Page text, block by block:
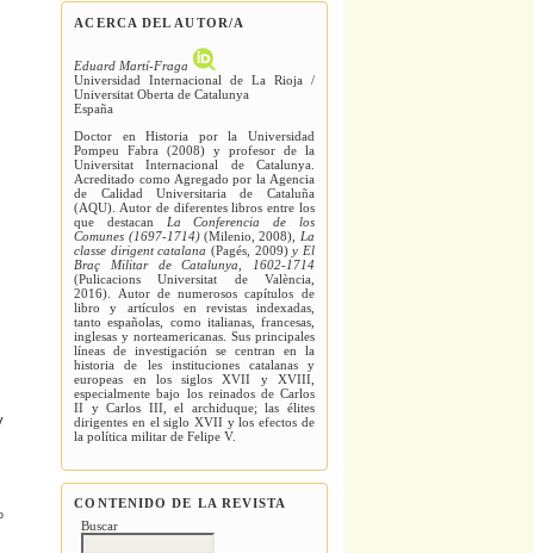
ACERCA DEL AUTOR/A
Eduard Martí-Fraga
Universidad Internacional de La Rioja /
Universitat Oberta de Catalunya
España
Doctor en Historia por la Universidad
Pompeu Fabra (2008) y profesor de la
Universitat Internacional de Catalunya.
Acreditado como Agregado por la Agencia
de Calidad Universitaria de Cataluña
(AQU). Autor de diferentes libros entre los
que destacan
La Conferencia de los
Comunes (1697-1714)(Milenio, 2008) , La
classe dirigent catalana(Pagés, 2009)y El
Braç Militar de Catalunya, 1602-1714
(Pulicacions Universitat de València,
2016). Autor de numerosos capítulos de
libro y artículos en revistas indexadas,
tanto españolas, como italianas, francesas,
inglesas y norteamericanas. Sus principales
líneas de investigación se centran en la
historia de les instituciones catalanas y
europeas en los siglos XVII y XVIII,
especialmente bajo los reinados de Carlos
II y Carlos III, el archiduque; las élites
dirigentes en el siglo XVII y los efectos de
la política militar de Felipe V.
CONTENIDO DE LA REVISTA
Buscar